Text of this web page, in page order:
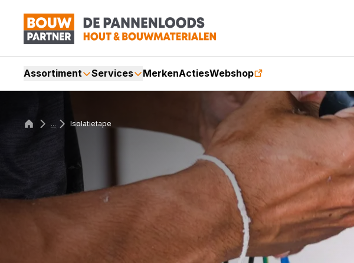
Assortiment Services MerkenActiesWebshop
... Isolatietape